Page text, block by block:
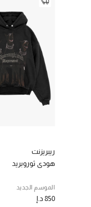
ريبريزنت
هودي ثوروبريد
الموسم الجديد
850 د.إ